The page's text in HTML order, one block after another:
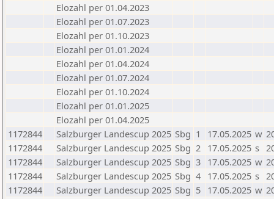
Elozahl per 01.04.2023
Elozahl per 01.07.2023
Elozahl per 01.10.2023
Elozahl per 01.01.2024
Elozahl per 01.04.2024
Elozahl per 01.07.2024
Elozahl per 01.10.2024
Elozahl per 01.01.2025
Elozahl per 01.04.2025
1172844
Salzburger Landescup 2025 Sbg 1 17.05.2025 w
1172844
Salzburger Landescup 2025 Sbg 2 17.05.2025 s
1172844
Salzburger Landescup 2025 Sbg 3 17.05.2025 w
1172844
Salzburger Landescup 2025 Sbg 4 17.05.2025 s
1172844
Salzburger Landescup 2025 Sbg 5 17.05.2025 w